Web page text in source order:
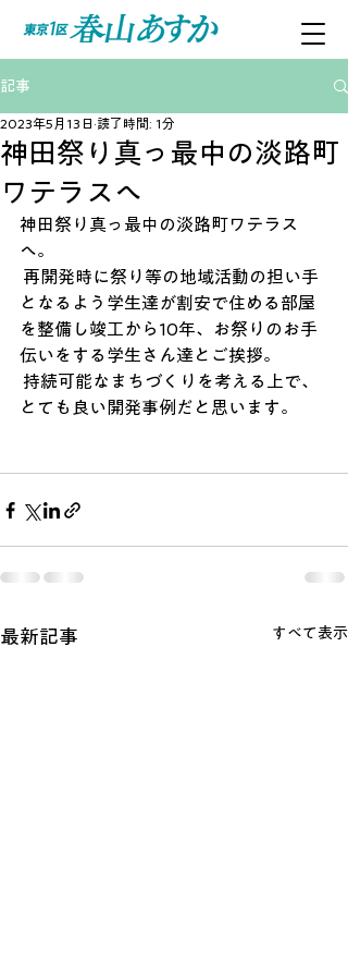
記事
神田祭り真っ最中の淡路町
ワテラスへ
2023年5月13日 読了時間: 1分
神田祭り真っ最中の淡路町ワテラス
へ。
となるよう学生達が割安で住める部屋
を整備し竣工から10年、お祭りのお手
伝いをする学生さん達とご挨拶。
とても良い開発事例だと思います。
最新記事 すべて表示